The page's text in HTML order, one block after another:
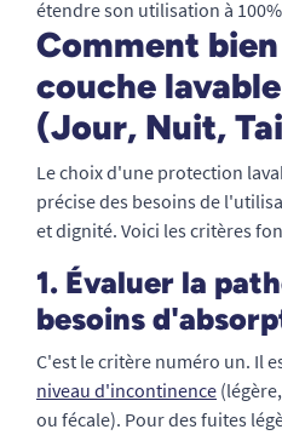
étendre son utilisation à
Comment
couche
(Jour, Nuit,
Le choix d'une protection
précise des besoins de
et dignité. Voici les critères
1. Évaluer la
besoins
C'est le critère numéro un. Il
niveau d'incontinence
ou fécale). Pour des fuites